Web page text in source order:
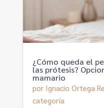
¿Cómo queda el
las prótesis?
mamario
por Ignacio Ortega
categoría